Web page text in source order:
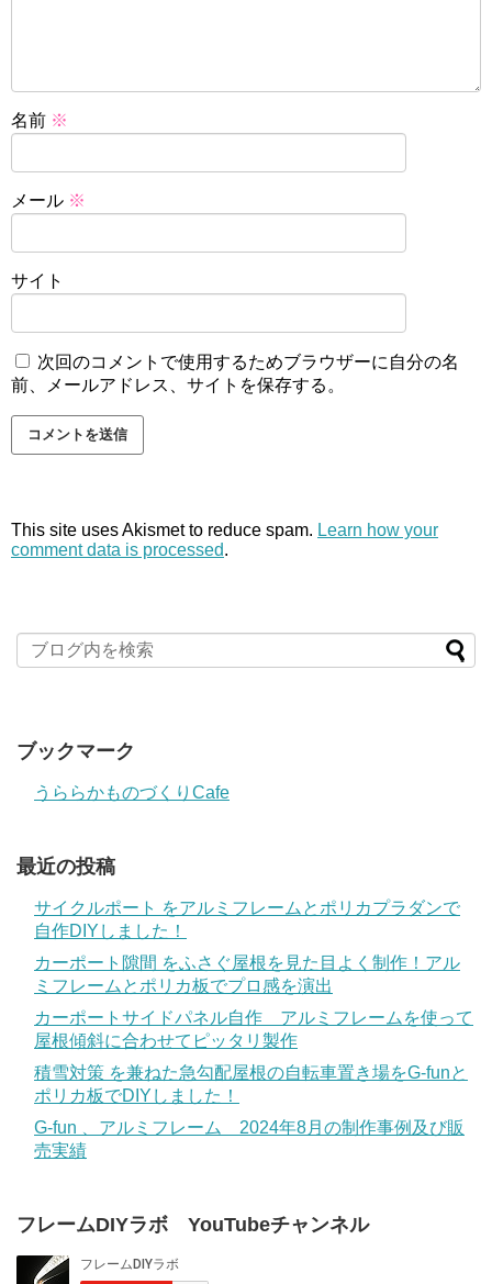
名前 ※
メール ※
サイト
次回のコメントで使用するためブラウザーに自分の名
前、メールアドレス、サイトを保存する。
This site uses Akismet to reduce spam. Learn how your
comment data is processed.
ブックマーク
うららかものづくりCafe
最近の投稿
サイクルポート をアルミフレームとポリカプラダンで
自作DIYしました！
カーポート隙間 をふさぐ屋根を見た目よく制作！アル
ミフレームとポリカ板でプロ感を演出
カーポートサイドパネル自作 アルミフレームを使って
屋根傾斜に合わせてピッタリ製作
積雪対策 を兼ねた急勾配屋根の自転車置き場をG-funと
ポリカ板でDIYしました！
G-fun 、アルミフレーム 2024年8月の制作事例及び販
売実績
フレームDIYラボ YouTubeチャンネル